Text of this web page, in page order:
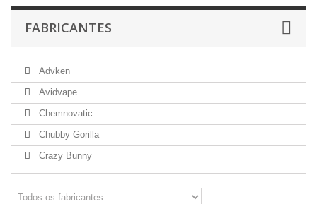
FABRICANTES
Advken
Avidvape
Chemnovatic
Chubby Gorilla
Crazy Bunny